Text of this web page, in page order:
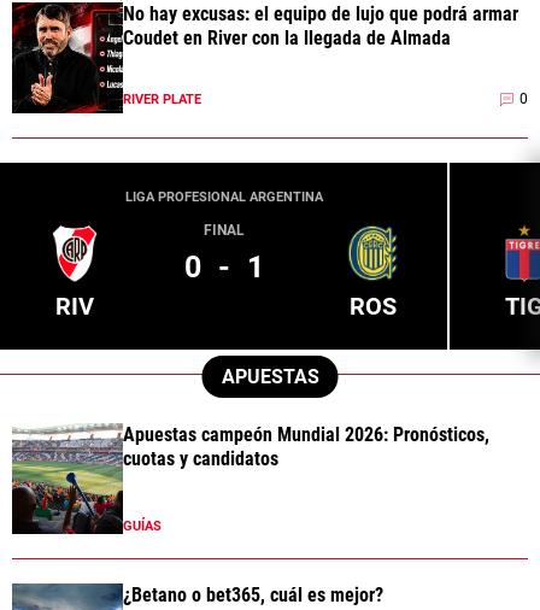
No hay excusas: el equipo de lujo que podrá armar
Coudet en River con la llegada de Almada
RIVER PLATE 0
LIGA PROFESIONAL ARGENTINA
RIV
FINAL
0 - 1
ROS
APUESTAS
Apuestas campeón Mundial 2026: Pronósticos,
cuotas y candidatos
GUÍAS
¿Betano o bet365, cuál es mejor?